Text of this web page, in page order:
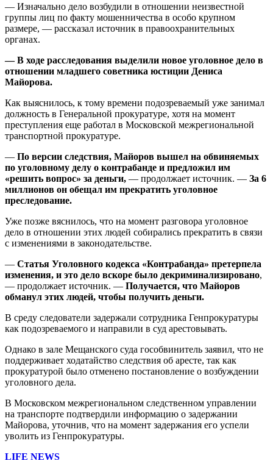
— Изначально дело возбудили в отношении неизвестной
группы лиц по факту мошенничества в особо крупном
размере, — рассказал источник в правоохранительных
органах.
— В ходе расследования выделили новое уголовное дело в
отношении младшего советника юстиции Дениса
Майорова.
Как выяснилось, к тому времени подозреваемый уже занимал
должность в Генеральной прокуратуре, хотя на момент
преступления еще работал в Московской межрегиональной
транспортной прокуратуре.
— По версии следствия, Майоров вышел на обвиняемых
по уголовному делу о контрабанде и предложил им
«решить вопрос» за деньги, — продолжает источник. — За 6
миллионов он обещал им прекратить уголовное
преследование.
Уже позже вяснилось, что на момент разговора уголовное
дело в отношении этих людей собирались прекратить в связи
с изменениями в законодательстве.
— Статья Уголовного кодекса «Контрабанда» претерпела
изменения, и это дело вскоре было декриминализировано,
— продолжает источник. — Получается, что Майоров
обманул этих людей, чтобы получить деньги.
В среду следователи задержали сотрудника Генпрокуратуры
как подозреваемого и направили в суд арестовывать.
Однако в зале Мещанского суда гособвинитель заявил, что не
поддерживает ходатайство следствия об аресте, так как
прокуратурой было отменено постановление о возбуждении
уголовного дела.
В Московском межрегиональном следственном управлении
на транспорте подтвердили информацию о задержании
Майорова, уточнив, что на момент задержания его успели
уволить из Генпрокуратуры.
LIFE NEWS